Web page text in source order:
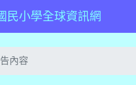
民小學全球資訊網
內容